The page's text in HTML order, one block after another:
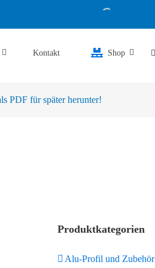
Kontakt Shop
PDF für später herunter!
Produktkategorien
Alu-Profil und Zubehör